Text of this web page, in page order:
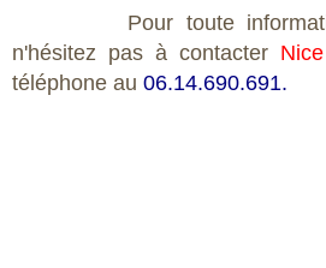
Pour toute information
n'hésitez pas à contacter
téléphone au 06.14.690.691.